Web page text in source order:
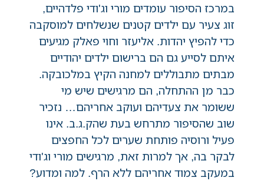
במרכז הסיפור עומדים מורי וג'ודי פלדהיים,
זוג צעיר עם ילדים קטנים שנשלחים למוסקבה
כדי להפיץ יהדות. אליעזר וחוי פאלק מגיעים
איתם לסייע גם הם ברישום ילדים יהודיים
מבתים מתבוללים למחנה הקיץ במלכובקה.
כבר מן ההתחלה, הם מרגישים שיש מי
ששומר את צעדיהם ועוקב אחריהם… נזכיר
שוב שהסיפור מתרחש בעת שהק.ג.ב. אינו
פעיל ורוסיה פותחת שערים לכל החפצים
לבקר בה, אך למרות זאת, מרגישים מורי וג'ודי
במעקב צמוד אחריהם ללא הרף. למה ומדוע?